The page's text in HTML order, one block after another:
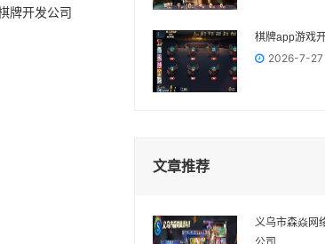
牌开发公司
棋牌app游戏
2026-7-27
文章推荐
义乌市森焱网